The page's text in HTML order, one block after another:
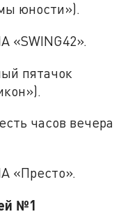
юности»).
«SWING42».
пятачок
часов вечера
«Престо».
№1